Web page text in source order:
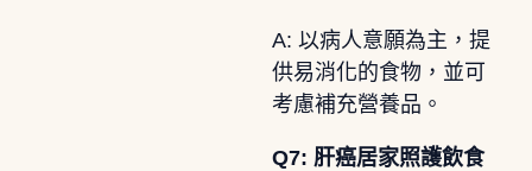
A: 以病人意願為主，提
供易消化的食物，並可
考慮補充營養品。
Q7: 肝癌居家照護飲食